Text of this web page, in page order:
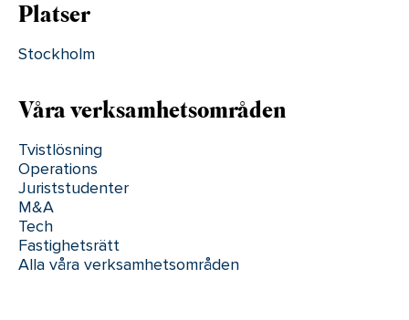
Platser
Stockholm
Våra verksamhetsområden
Tvistlösning
Operations
Juriststudenter
M&A
Tech
Fastighetsrätt
Alla våra verksamhetsområden